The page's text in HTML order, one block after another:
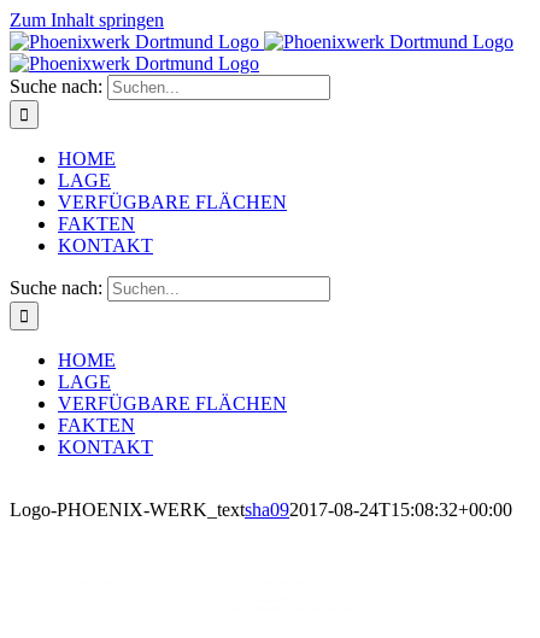
Zum Inhalt springen
Suche nach:
HOME
LAGE
VERFÜGBARE FLÄCHEN
FAKTEN
KONTAKT
Suche nach:
HOME
LAGE
VERFÜGBARE FLÄCHEN
FAKTEN
KONTAKT
Logo-PHOENIX-WERK_textsha092017-08-24T15:08:32+00:00